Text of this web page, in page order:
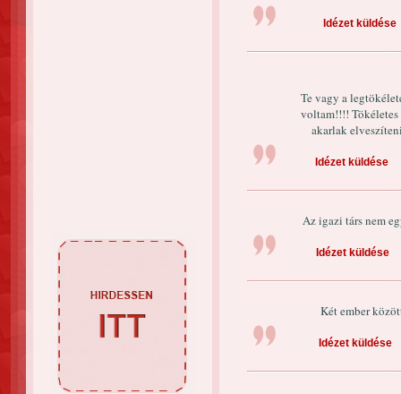
Idézet küldése
Te vagy a
voltam!!!!
akarlak
Idézet küldése
Az igazi társ nem
Idézet küldése
Két ember
Idézet küldése